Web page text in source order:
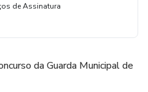
de Assinatura
da Guarda Municipal de